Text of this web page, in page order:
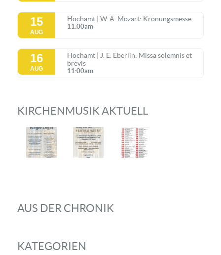
15
AUG
Hochamt | W. A. Mozart: Krönungsmesse
11:00am
16
AUG
Hochamt | J. E. Eberlin: Missa solemnis et
brevis
11:00am
KIRCHENMUSIK AKTUELL
AUS DER CHRONIK
KATEGORIEN